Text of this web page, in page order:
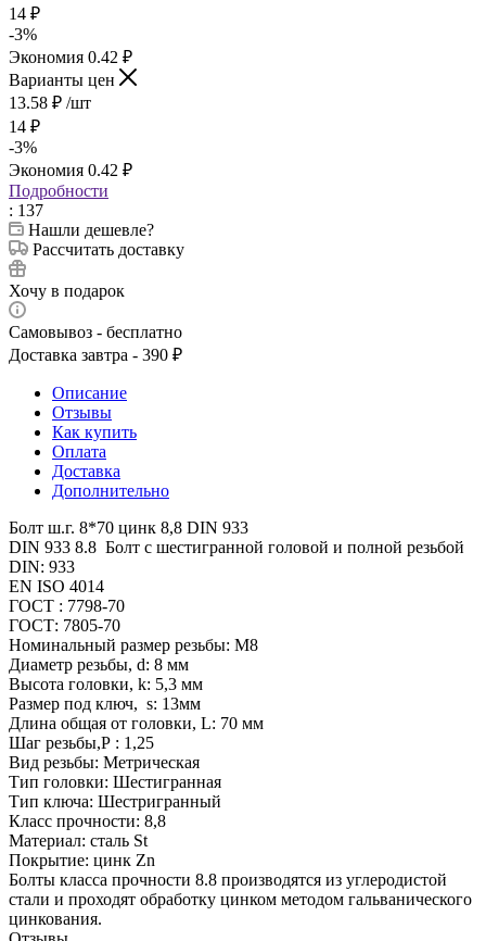
14 ₽
-3%
Экономия 0.42 ₽
Варианты цен
13.58 ₽ /шт
14 ₽
-3%
Экономия 0.42 ₽
Подробности
: 137
Нашли дешевле?
Рассчитать доставку
Хочу в подарок
Самовывоз - бесплатно
Доставка завтра - 390 ₽
Описание
Отзывы
Как купить
Оплата
Доставка
Дополнительно
Болт ш.г. 8*70 цинк 8,8 DIN 933
DIN 933 8.8 Болт с шестигранной головой и полной резьбой
DIN: 933
EN ISO 4014
ГОСТ : 7798-70
ГОСТ: 7805-70
Номинальный размер резьбы: М8
Диаметр резьбы, d: 8 мм
Высота головки, k: 5,3 мм
Размер под ключ, s: 13мм
Длина общая от головки, L: 70 мм
Шаг резьбы,Р : 1,25
Вид резьбы: Метрическая
Тип головки: Шестигранная
Тип ключа: Шестригранный
Класс прочности: 8,8
Материал: сталь St
Покрытие: цинк Zn
Болты класса прочности 8.8 производятся из углеродистой
стали и проходят обработку цинком методом гальванического
цинкования.